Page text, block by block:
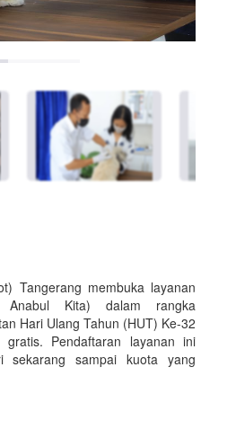
Tangerang membuka layanan
Anabul Kita) dalam rangka
Hari Ulang Tahun (HUT) Ke-32
gratis. Pendaftaran layanan ini
sekarang sampai kuota yang